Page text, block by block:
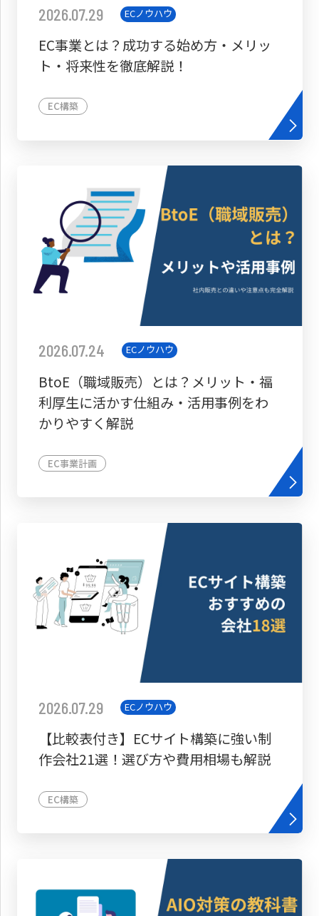
2026.07.29 ECノウハウ
EC事業とは？成功する始め方・メリッ
ト・将来性を徹底解説！
EC構築
2026.07.24 ECノウハウ
BtoE（職域販売）とは？メリット・福
利厚生に活かす仕組み・活用事例をわ
かりやすく解説
EC事業計画
2026.07.29 ECノウハウ
【比較表付き】ECサイト構築に強い制
作会社21選！選び方や費用相場も解説
EC構築